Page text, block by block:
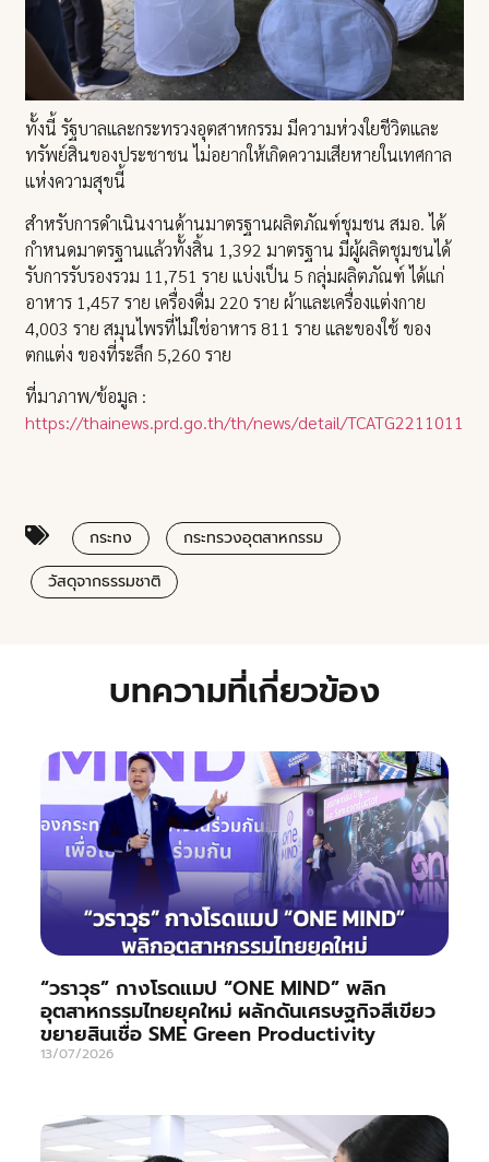
ทั้งนี้ รัฐบาลและกระทรวงอุตสาหกรรม มีความห่วงใยชีวิตและ
ทรัพย์สินของประชาชน ไม่อยากให้เกิดความเสียหายในเทศกาล
แห่งความสุขนี้
สำหรับการดำเนินงานด้านมาตรฐานผลิตภัณฑ์ชุมชน สมอ. ได้
กำหนดมาตรฐานแล้วทั้งสิ้น 1,392 มาตรฐาน มีผู้ผลิตชุมชนได้
รับการรับรองรวม 11,751 ราย แบ่งเป็น 5 กลุ่มผลิตภัณฑ์ ได้แก่
อาหาร 1,457 ราย เครื่องดื่ม 220 ราย ผ้าและเครื่องแต่งกาย
4,003 ราย สมุนไพรที่ไม่ใช่อาหาร 811 ราย และของใช้ ของ
ตกแต่ง ของที่ระลึก 5,260 ราย
ที่มาภาพ/ข้อมูล :
https://thainews.prd.go.th/th/news/detail/
กระทง
กระทรวงอุตสาหกรรม
วัสดุจากธรรมชาติ
บทความที่เกี่ยวข้อง
“วราวุธ” กางโรดแมป “ONE MIND” พลิก
อุตสาหกรรมไทยยุคใหม่ ผลักดันเศรษฐกิจสีเขียว
ขยายสินเชื่อ SME Green Productivity
13/07/2026